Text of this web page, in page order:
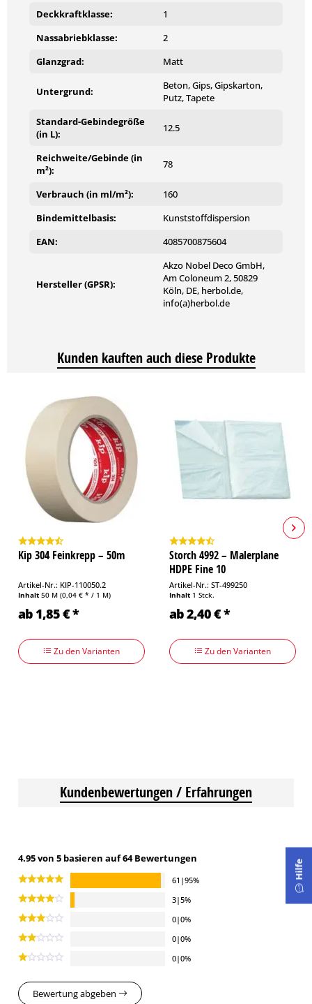
Der Untergrund muss fest, sauber, tragfähig, trocken und
frei von Ausblühungen, Algen, Pilzbefall, Mehlkornschichten,
können Sie dem Produktdatenblatt entnehmen.
Deckkraftklasse:
1
Nassabriebklasse:
2
Glanzgrad:
Matt
Untergrund:
Beton, Gips, Gipskarton,
Putz, Tapete
Standard-Gebindegröße
(in L):
12.5
Reichweite/Gebinde (in
m²):
78
Verbrauch (in ml/m²):
160
Bindemittelbasis:
Kunststoffdispersion
EAN:
4085700875604
Hersteller (GPSR):
Akzo Nobel Deco GmbH,
Am Coloneum 2, 50829
Köln, DE, herbol.de,
info(a)herbol.de
Kunden kauften auch diese Produkte
Kip 304 Feinkrepp – 50m
Artikel-Nr.: KIP-110050.2
Inhalt 50 M (0,04 € * / 1 M)
ab 1,85 € *
Zu den Varianten
Storch 4992 – Malerplane
HDPE Fine 10
Artikel-Nr.: ST-499250
Inhalt 1 Stck.
ab 2,40 € *
Zu den Varianten
Kundenbewertungen / Erfahrungen
4.95 von 5 basieren auf 64 Bewertungen
61|95%
3|5%
0|0%
0|0%
0|0%
Bewertung abgeben
Hilfe